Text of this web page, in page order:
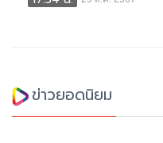
ข่าวยอดนิยม